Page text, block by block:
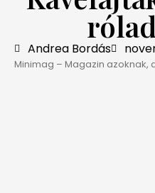
Andrea Bordás
Minimag – Magazin azoknak,